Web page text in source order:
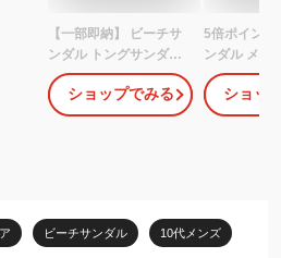
【一部即納】 ビーチサ
ンダル トングサンダル
メンズ レディース 宅急
便送料無料 滑り止め
【父の日ギフト】カジュ
ショップでみる
5倍ポイント
ンダル メン
靴 フラット
たんこ フラ
サンダル カ
ショッ
ビーチサンダル 10代メンズ